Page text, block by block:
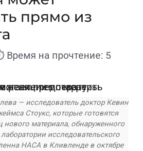
прямо из
Время на прочтение: 5
— исследователь доктор Кевин
Стоукс, которые готовятся
нового материала, обнаруженного
исследовательского
НАСА в Кливленде в октябре